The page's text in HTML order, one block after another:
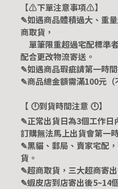
【⚠️下單注意事項⚠️】
✎如遇商品體積過大、重
商取貨，
單筆限重超過宅配標準
配合更改物流寄送。
✎如遇商品瑕疵請第一時
✎商品總金額需滿100元（
【 🕛到貨時間注意 🕛】
✎正常出貨日為3個工作日
訂購無法馬上出貨會第一
✎黑貓、郵局、賣家宅配
貨。
✎超商取貨，三大超商寄
✎蝦皮店到店寄出後5~14